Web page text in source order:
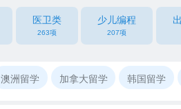
医卫类
263项
少儿编程
207项
澳洲留学 加拿大留学 韩国留学